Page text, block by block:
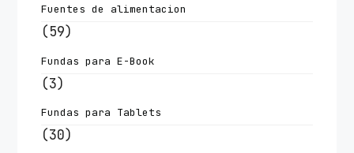
Fuentes de alimentacion
(59)
Fundas para E-Book
(3)
Fundas para Tablets
(30)